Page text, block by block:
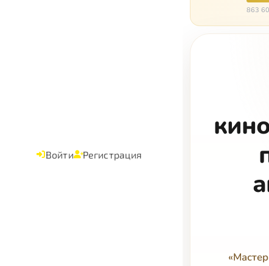
Войти Регистрация
863